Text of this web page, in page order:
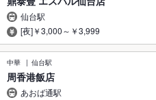
仙台駅
[夜]￥3,000～￥3,999
中華 仙台駅
周香港飯店
あおば通駅